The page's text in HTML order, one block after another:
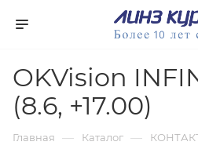
OKVision
(8.6, +17.00)
Главная — Каталог —